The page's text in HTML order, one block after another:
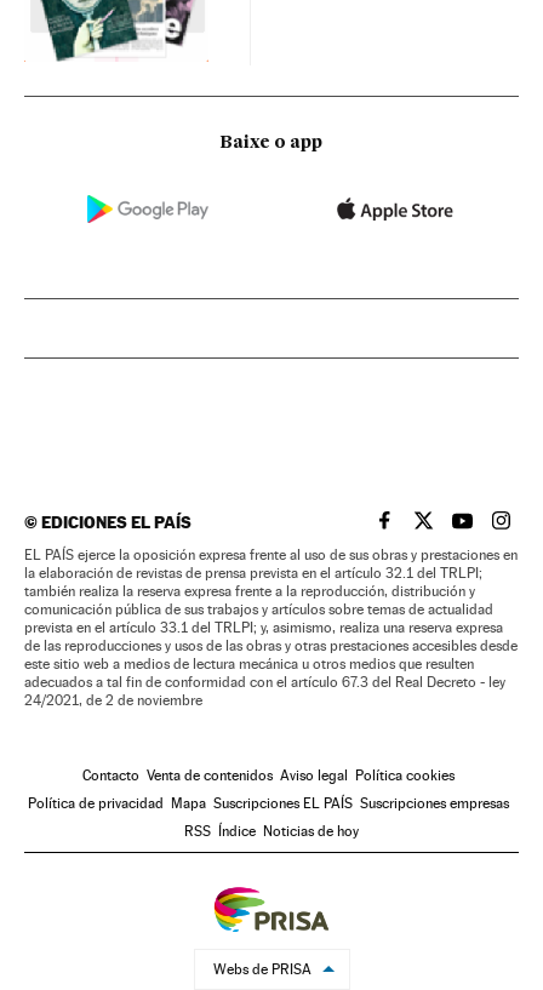
Baixe o app
©EDICIONES EL PAÍS EL PAÍS BRASIL EN
EL PAÍSEL PAÍS
EL
EL PAÍS ejerce la oposición expresa frente al uso de sus obras y prestaciones en
la elaboración de revistas de prensa prevista en el artículo 32.1 del TRLPI;
también realiza la reserva expresa frente a la reproducción, distribución y
comunicación pública de sus trabajos y artículos sobre temas de actualidad
prevista en el artículo 33.1 del TRLPI; y, asimismo, realiza una reserva expresa
de las reproducciones y usos de las obras y otras prestaciones accesibles desde
este sitio web a medios de lectura mecánica u otros medios que resulten
adecuados a tal fin de conformidad con el artículo 67.3 del Real Decreto - ley
24/2021, de 2 de noviembre
Contacto Venta de contenidos Aviso legal
Política cookies
Política de privacidad
Mapa Suscripciones EL PAÍS Suscripciones empresas
RSS
Índice Noticias de hoy
Webs de PRISA